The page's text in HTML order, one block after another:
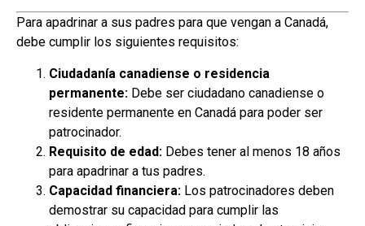
Para apadrinar a sus padres para que vengan a Canadá,
debe cumplir los siguientes requisitos:
Ciudadanía canadiense o residencia
permanente: Debe ser ciudadano canadiense o
residente permanente en Canadá para poder ser
patrocinador.
Requisito de edad: Debes tener al menos 18 años
para apadrinar a tus padres.
Capacidad financiera: Los patrocinadores deben
demostrar su capacidad para cumplir las